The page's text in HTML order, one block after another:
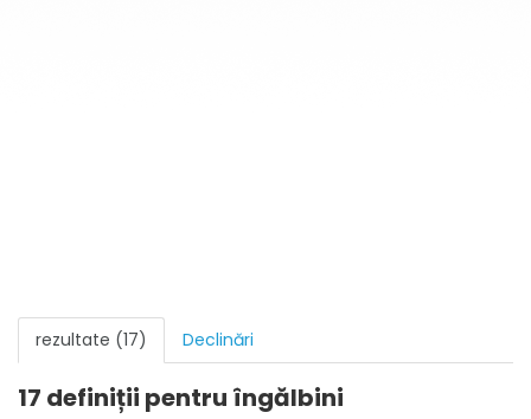
rezultate (17) Declinări
17 definiții pentru îngălbini